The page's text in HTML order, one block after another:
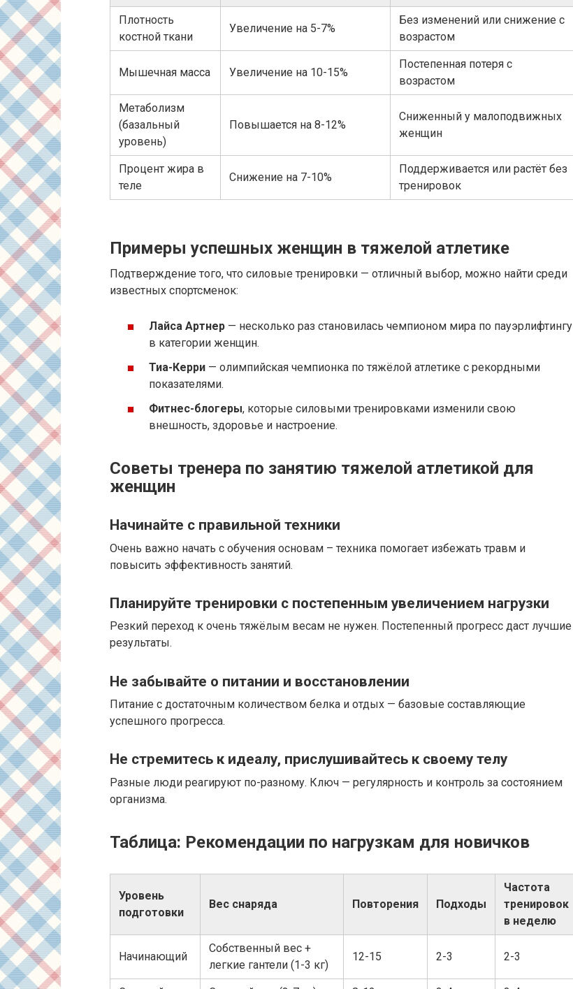
Плотность
костной ткани
Увеличение на 5-7%
Без изменений или снижение с
возрастом
Мышечная масса Увеличение на 10-15%
Постепенная потеря с
возрастом
Метаболизм
(базальный
уровень)
Повышается на 8-12%
Сниженный у малоподвижных
женщин
Процент жира в
теле
Снижение на 7-10%
Поддерживается или растёт без
тренировок
Примеры успешных женщин в тяжелой атлетике
Подтверждение того, что силовые тренировки — отличный выбор, можно найти среди
известных спортсменок:
Лайса Артнер — несколько раз становилась чемпионом мира по пауэрлифтингу
в категории женщин.
Тиа-Керри — олимпийская чемпионка по тяжёлой атлетике с рекордными
показателями.
Фитнес-блогеры, которые силовыми тренировками изменили свою
внешность, здоровье и настроение.
Советы тренера по занятию тяжелой атлетикой для
женщин
Начинайте с правильной техники
Очень важно начать с обучения основам – техника помогает избежать травм и
повысить эффективность занятий.
Планируйте тренировки с постепенным увеличением нагрузки
Резкий переход к очень тяжёлым весам не нужен. Постепенный прогресс даст лучшие
результаты.
Не забывайте о питании и восстановлении
Питание с достаточным количеством белка и отдых — базовые составляющие
успешного прогресса.
Не стремитесь к идеалу, прислушивайтесь к своему телу
Разные люди реагируют по-разному. Ключ — регулярность и контроль за состоянием
организма.
Таблица: Рекомендации по нагрузкам для новичков
Уровень
подготовки
Вес снаряда Повторения Подходы
Частота
тренировок
в неделю
Начинающий
Собственный вес +
легкие гантели (1-3 кг)
12-15 2-3 2-3